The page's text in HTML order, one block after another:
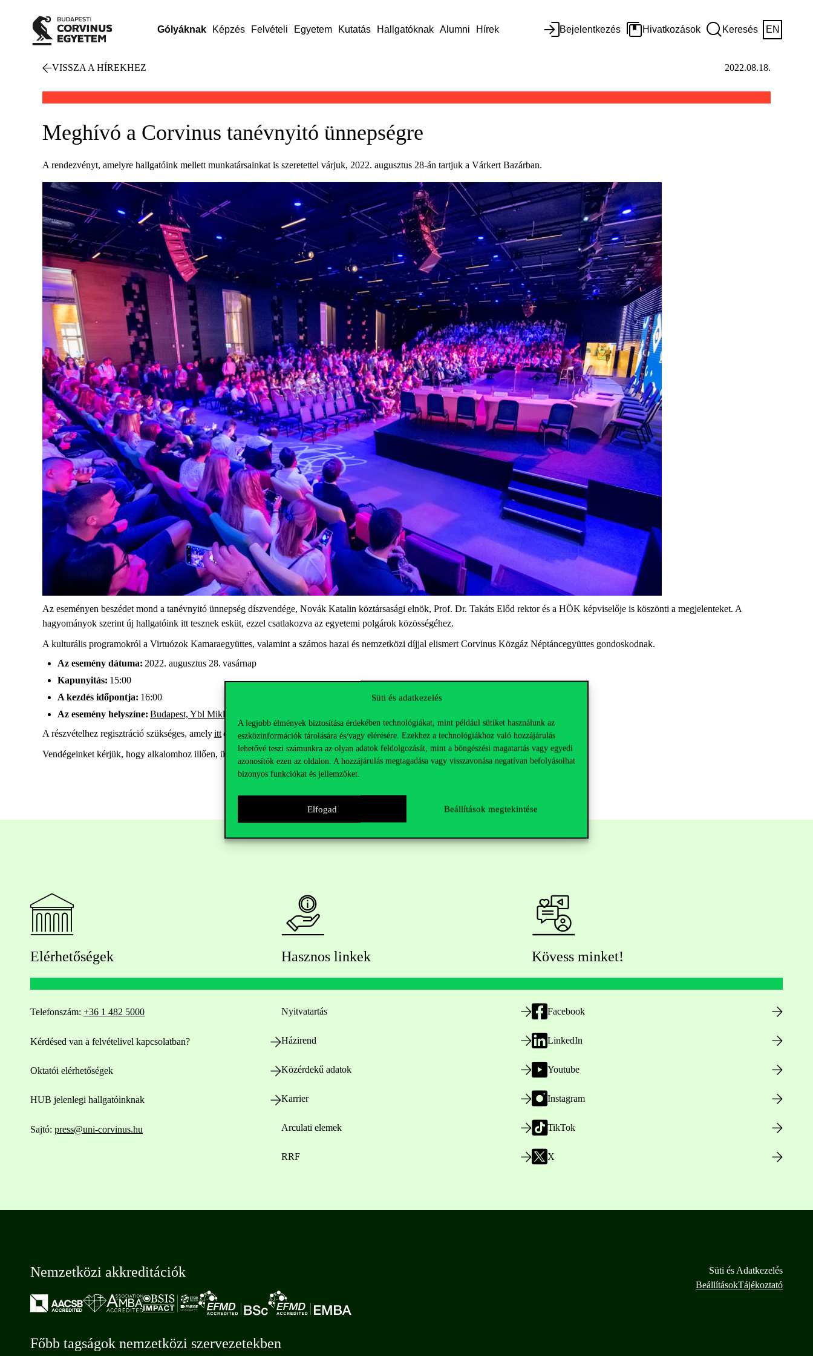
Süti és adatkezelés
A legjobb élmények biztosítása érdekében technológiákat, mint például sütiket használunk az
eszközinformációk tárolására és/vagy elérésére. Ezekhez a technológiákhoz való hozzájárulás
lehetővé teszi számunkra az olyan adatok feldolgozását, mint a böngészési magatartás vagy egyedi
azonosítók ezen az oldalon. A hozzájárulás megtagadása vagy visszavonása negatívan befolyásolhat
bizonyos funkciókat és jellemzőket.
Elfogad Beállítások megtekintése
Gólyáknak Képzés Felvételi Egyetem Kutatás Hallgatóknak Alumni Hírek Bejelentkezés Hivatkozások Keresés EN
VISSZA A HÍREKHEZ 2022.08.18.
Meghívó a Corvinus tanévnyitó ünnepségre
A rendezvényt, amelyre hallgatóink mellett munkatársainkat is szeretettel várjuk, 2022. augusztus 28-án tartjuk a Várkert Bazárban.
Az eseményen beszédet mond a tanévnyitó ünnepség díszvendége, Novák Katalin köztársasági elnök, Prof. Dr. Takáts Előd rektor és a HÖK képviselője is köszönti a megjelenteket. A
hagyományok szerint új hallgatóink itt tesznek esküt, ezzel csatlakozva az egyetemi polgárok közösségéhez.
A kulturális programokról a Virtuózok Kamaraegyüttes, valamint a számos hazai és nemzetközi díjjal elismert Corvinus Közgáz Néptáncegyüttes gondoskodnak.
Az esemény dátuma: 2022. augusztus 28. vasárnap
Kapunyitás: 15:00
A kezdés időpontja: 16:00
Az esemény helyszíne: Budapest, Ybl Miklós tér 2-6., 1013
A részvételhez regisztráció szükséges, amelyittérhető el.
Vendégeinket kérjük, hogy alkalomhoz illően, ünnepélyes módon öltözzenek!
Elérhetőségek
Telefonszám: +36 1 482 5000
Kérdésed van a felvételivel kapcsolatban?
Oktatói elérhetőségek
HUB jelenlegi hallgatóinknak
Sajtó: press@uni-corvinus.hu
Hasznos linkek
Nyitvatartás
Házirend
Közérdekű adatok
Karrier
Arculati elemek
RRF
Kövess minket!
Facebook
LinkedIn
Youtube
Instagram
TikTok
X
Nemzetközi akkreditációk
Főbb tagságok nemzetközi szervezetekben
Süti és Adatkezelés
BeállításokTájékoztató